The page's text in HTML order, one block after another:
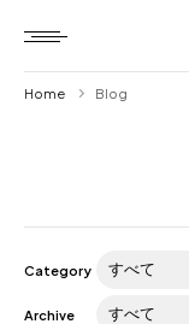
Home Blog
Category
Archive